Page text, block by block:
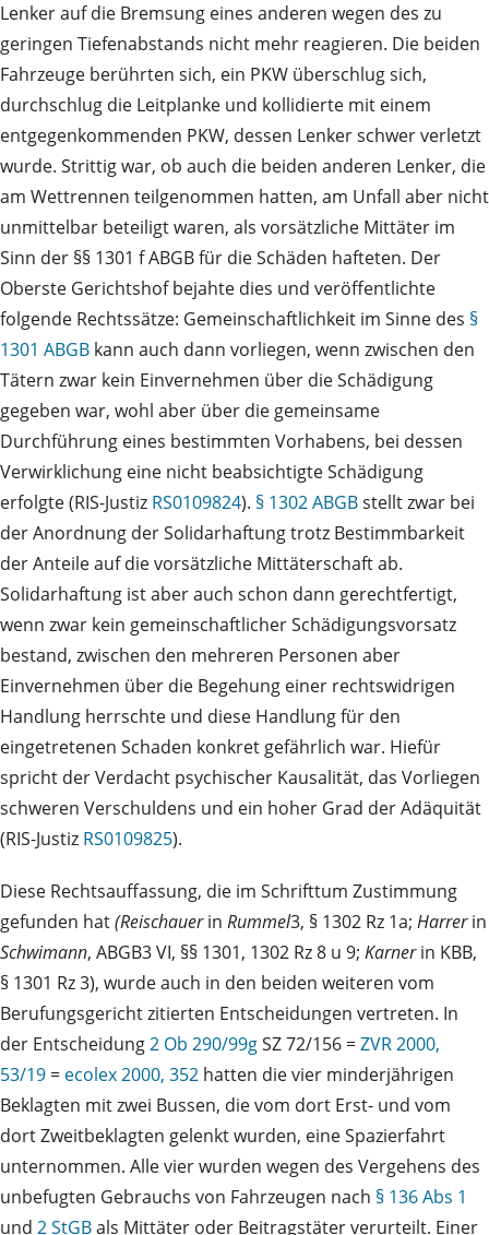
Lenker auf die Bremsung eines anderen wegen des zu
geringen Tiefenabstands nicht mehr reagieren. Die beiden
Fahrzeuge berührten sich, ein PKW überschlug sich,
durchschlug die Leitplanke und kollidierte mit einem
entgegenkommenden PKW, dessen Lenker schwer verletzt
wurde. Strittig war, ob auch die beiden anderen Lenker, die
am Wettrennen teilgenommen hatten, am Unfall aber nicht
unmittelbar beteiligt waren, als vorsätzliche Mittäter im
Sinn der §§ 1301 f ABGB für die Schäden hafteten. Der
Oberste Gerichtshof bejahte dies und veröffentlichte
folgende Rechtssätze: Gemeinschaftlichkeit im Sinne des §
1301 ABGB kann auch dann vorliegen, wenn zwischen den
Tätern zwar kein Einvernehmen über die Schädigung
gegeben war, wohl aber über die gemeinsame
Durchführung eines bestimmten Vorhabens, bei dessen
Verwirklichung eine nicht beabsichtigte Schädigung
erfolgte (RIS-Justiz RS0109824). § 1302 ABGBstellt zwar bei
der Anordnung der Solidarhaftung trotz Bestimmbarkeit
der Anteile auf die vorsätzliche Mittäterschaft ab.
Solidarhaftung ist aber auch schon dann gerechtfertigt,
wenn zwar kein gemeinschaftlicher Schädigungsvorsatz
bestand, zwischen den mehreren Personen aber
Einvernehmen über die Begehung einer rechtswidrigen
Handlung herrschte und diese Handlung für den
eingetretenen Schaden konkret gefährlich war. Hiefür
spricht der Verdacht psychischer Kausalität, das Vorliegen
schweren Verschuldens und ein hoher Grad der Adäquität
(RIS-Justiz RS0109825).
Diese Rechtsauffassung, die im Schrifttum Zustimmung
gefunden hat(Reischauerin Rummel3, § 1302 Rz 1a; Harrerin
Schwimann, ABGB3 VI, §§ 1301, 1302 Rz 8 u 9; Karnerin KBB,
§ 1301 Rz 3), wurde auch in den beiden weiteren vom
Berufungsgericht zitierten Entscheidungen vertreten. In
der Entscheidung2 Ob 290/99gSZ 72/156 =ZVR 2000,
53/19 = ecolex 2000, 352 hatten die vier minderjährigen
Beklagten mit zwei Bussen, die vom dort Erst- und vom
dort Zweitbeklagten gelenkt wurden, eine Spazierfahrt
unternommen. Alle vier wurden wegen des Vergehens des
unbefugten Gebrauchs von Fahrzeugen nach § 136 Abs 1
und 2 StGBals Mittäter oder Beitragstäter verurteilt. Einer